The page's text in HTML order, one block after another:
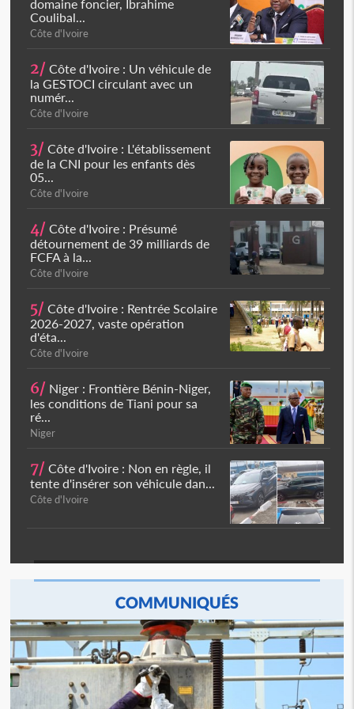
domaine foncier, Ibrahime
Coulibal...
Côte d'Ivoire
2/ Côte d'Ivoire : Un véhicule de
la GESTOCI circulant avec un
numér...
Côte d'Ivoire
3/ Côte d'Ivoire : L'établissement
de la CNI pour les enfants dès
05...
Côte d'Ivoire
4/ Côte d'Ivoire : Présumé
détournement de 39 milliards de
FCFA à la...
Côte d'Ivoire
5/ Côte d'Ivoire : Rentrée Scolaire
2026-2027, vaste opération
d'éta...
Côte d'Ivoire
6/ Niger : Frontière Bénin-Niger,
les conditions de Tiani pour sa
ré...
Niger
7/ Côte d'Ivoire : Non en règle, il
tente d'insérer son véhicule dan...
Côte d'Ivoire
COMMUNIQUÉS